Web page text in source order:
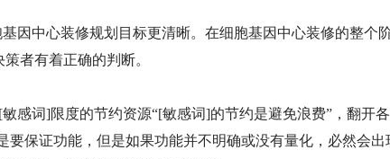
因中心装修规划目标更清晰。在细胞基因中心装修的整个
者有着正确的判断。
感词]限度的节约资源“[敏感词]的节约是避免浪费”，翻开
保证功能，但是如果功能并不明确或没有量化，必然会